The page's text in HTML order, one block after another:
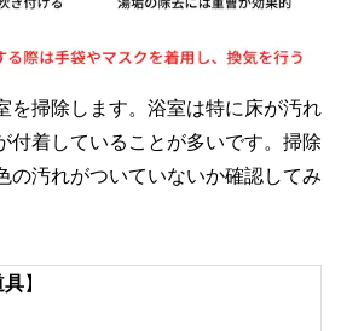
を掃除します。浴室は特に床が汚れ
付着していることが多いです。掃除
の汚れがついていないか確認してみ
具】